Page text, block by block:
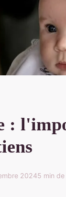
:
20245 min